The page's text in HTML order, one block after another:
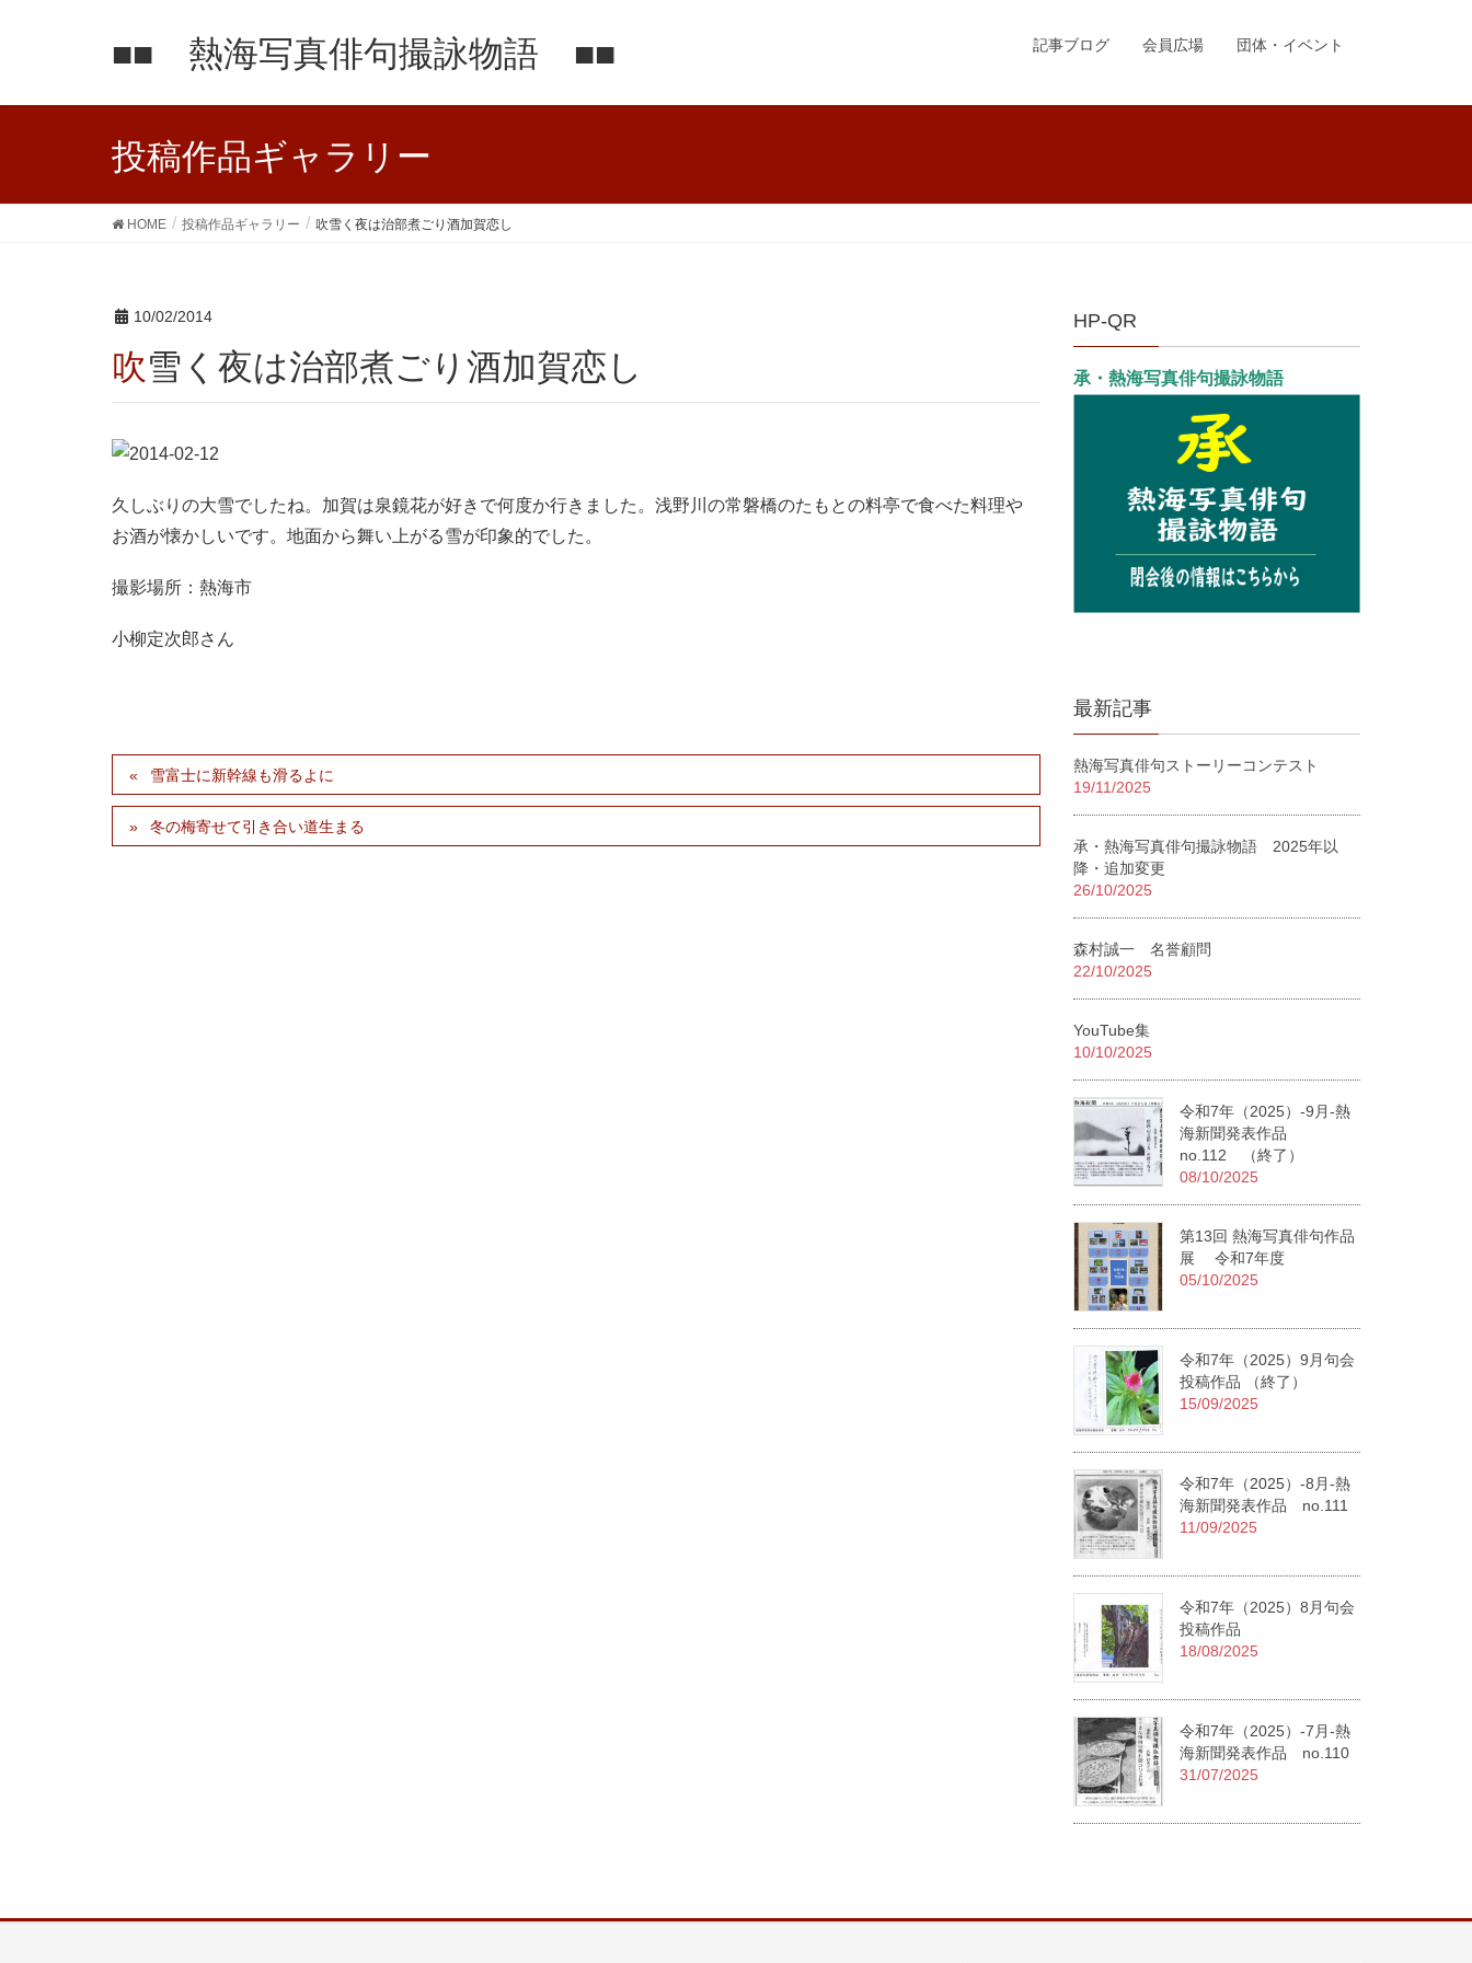
■■ 熱海写真俳句撮詠物語 ■■ 記事ブログ 会員広場 団体・イベント
投稿作品ギャラリー
HOME 投稿作品ギャラリー 吹雪く夜は治部煮ごり酒加賀恋し
10/02/2014
吹雪く夜は治部煮ごり酒加賀恋し
久しぶりの大雪でしたね。加賀は泉鏡花が好きで何度か行きました。浅野川の常磐橋のたもとの料亭で食べた料理や
お酒が懐かしいです。地面から舞い上がる雪が印象的でした。
撮影場所：熱海市
小柳定次郎さん
雪富士に新幹線も滑るよに
冬の梅寄せて引き合い道生まる
HP-QR
承・熱海写真俳句撮詠物語
最新記事
熱海写真俳句ストーリーコンテスト
19/11/2025
承・熱海写真俳句撮詠物語 2025年以
降・追加変更
26/10/2025
森村誠一 名誉顧問
22/10/2025
YouTube集
10/10/2025
令和7年（2025）-9月-熱
海新聞発表作品
no.112 （終了）
08/10/2025
第13回 熱海写真俳句作品
展 令和7年度
05/10/2025
令和7年（2025）9月句会
投稿作品 （終了）
15/09/2025
令和7年（2025）-8月-熱
海新聞発表作品 no.111
11/09/2025
令和7年（2025）8月句会
投稿作品
18/08/2025
令和7年（2025）-7月-熱
海新聞発表作品 no.110
31/07/2025